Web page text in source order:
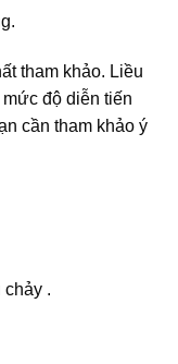
tham khảo. Liều
độ diễn tiến
cần tham khảo ý
chảy .